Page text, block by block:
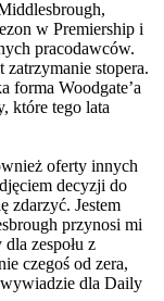
w Premiership i
pracodawców.
stopera.
forma Woodgate’a
które tego lata
oferty innych
decyzji do
zdarzyć. Jestem
przynosi mi
zespołu z
czegoś od zera,
wywiadzie dla Daily